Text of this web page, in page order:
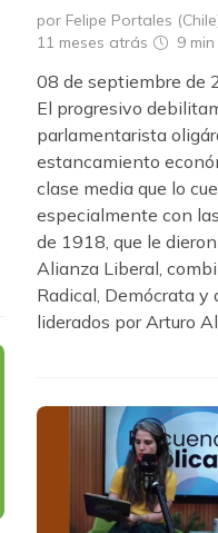
por Felipe Portales
11 meses atrás
9 min
08 de septiembre de
El progresivo
parlamentarista
estancamiento
clase media que lo
especialmente con
de 1918, que le
Alianza Liberal,
Radical, Demócrata y
liderados por Arturo